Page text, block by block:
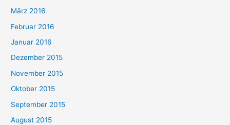
März 2016
Februar 2016
Januar 2016
Dezember 2015
November 2015
Oktober 2015
September 2015
August 2015